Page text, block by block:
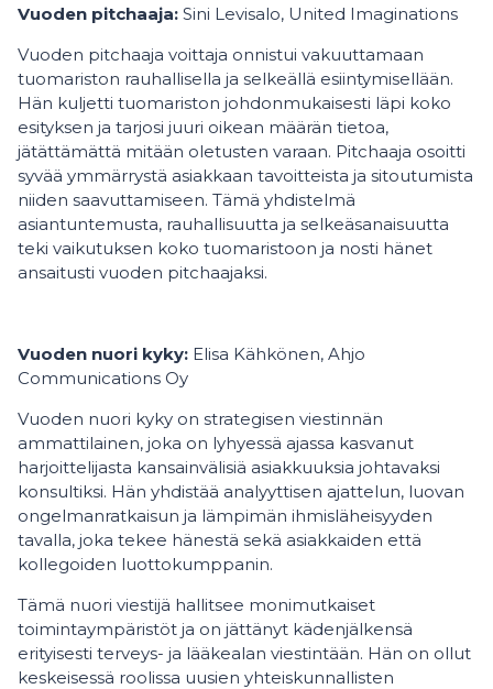
Vuoden pitchaaja: Sini Levisalo, United Imaginations
Vuoden pitchaaja voittaja onnistui vakuuttamaan
tuomariston rauhallisella ja selkeällä esiintymisellään.
Hän kuljetti tuomariston johdonmukaisesti läpi koko
esityksen ja tarjosi juuri oikean määrän tietoa,
jätättämättä mitään oletusten varaan. Pitchaaja osoitti
syvää ymmärrystä asiakkaan tavoitteista ja sitoutumista
niiden saavuttamiseen. Tämä yhdistelmä
asiantuntemusta, rauhallisuutta ja selkeäsanaisuutta
teki vaikutuksen koko tuomaristoon ja nosti hänet
ansaitusti vuoden pitchaajaksi.
Vuoden nuori kyky: Elisa Kähkönen, Ahjo
Communications Oy
Vuoden nuori kyky on strategisen viestinnän
ammattilainen, joka on lyhyessä ajassa kasvanut
harjoittelijasta kansainvälisiä asiakkuuksia johtavaksi
konsultiksi. Hän yhdistää analyyttisen ajattelun, luovan
ongelmanratkaisun ja lämpimän ihmisläheisyyden
tavalla, joka tekee hänestä sekä asiakkaiden että
kollegoiden luottokumppanin.
Tämä nuori viestijä hallitsee monimutkaiset
toimintaympäristöt ja on jättänyt kädenjälkensä
erityisesti terveys- ja lääkealan viestintään. Hän on ollut
keskeisessä roolissa uusien yhteiskunnallisten